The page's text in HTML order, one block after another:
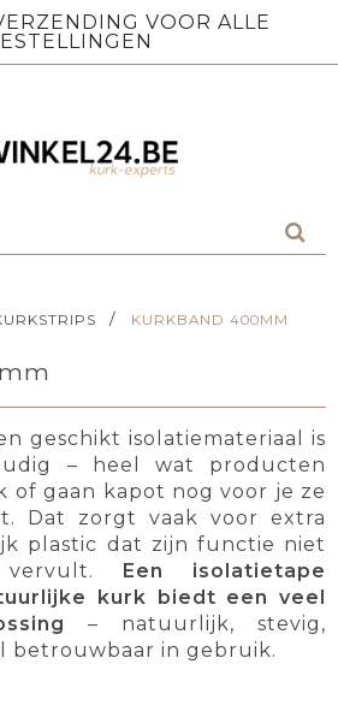
VOOR ALLE
/ KURKBAND 400MM
geschikt isolatiemateriaal is
– heel wat producten
of gaan kapot nog voor je ze
Dat zorgt vaak voor extra
plastic dat zijn functie niet
vervult.
Een isolatietape
kurk biedt een veel
– natuurlijk, stevig,
betrouwbaar in gebruik.